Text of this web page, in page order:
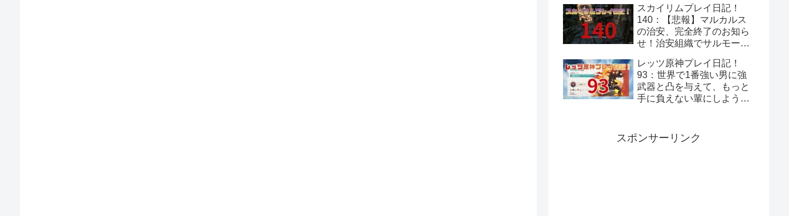
と岩礁の邂逅！
スカイリムプレイ日記！
140：【悲報】マルカルス
の治安、完全終了のお知ら
せ！治安組織でサルモール
だ～
レッツ原神プレイ日記！
93：世界で1番強い男に強
武器と凸を与えて、もっと
手に負えない輩にしよう！
スポンサーリンク